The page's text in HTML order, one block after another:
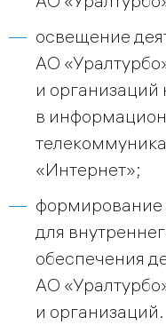
освещение
АО
и организаций
в
«Интернет»;
формирование
для
обеспечения
АО
и организаций.